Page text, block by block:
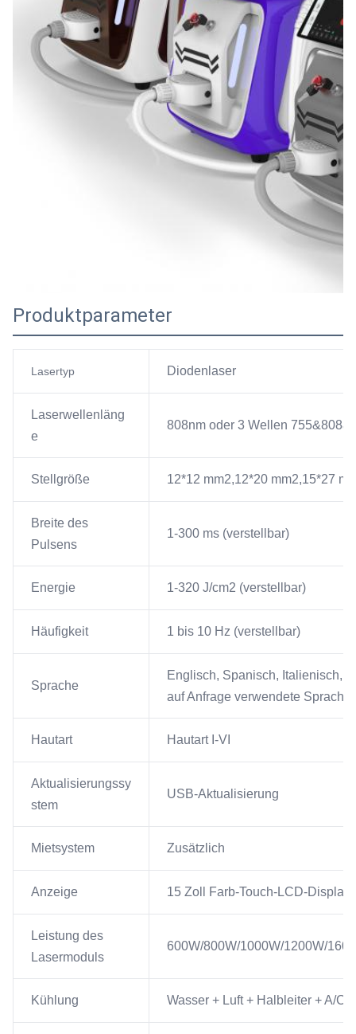
Produktparameter
Lasertyp Diodenlaser
Laserwellenläng
e
808nm oder 3 Wellen
Stellgröße 12*12 mm2,12*20 mm2,15*27
Breite des
Pulsens
1-300 ms (verstellbar)
Energie 1-320 J/cm2 (verstellbar)
Häufigkeit 1 bis 10 Hz (verstellbar)
Sprache
Englisch, Spanisch, Italienisch,
auf Anfrage verwendete Sprache
Hautart Hautart I-VI
Aktualisierungssy
stem
USB-Aktualisierung
Mietsystem Zusätzlich
Anzeige 15 Zoll Farb-Touch-LCD-Display
Leistung des
Lasermoduls
600W/800W/1000W/1200W/
Kühlung Wasser + Luft + Halbleiter + A/